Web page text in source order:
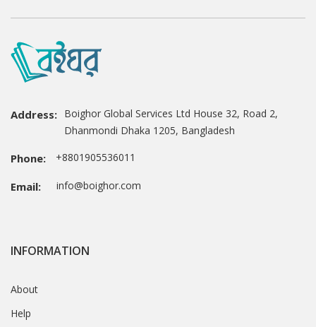
Address: Boighor Global Services Ltd House 32, Road 2,
Dhanmondi Dhaka 1205, Bangladesh
Phone: +8801905536011
Email: info@boighor.com
INFORMATION
About
Help